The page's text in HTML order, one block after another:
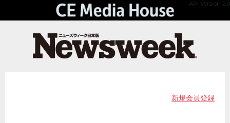
API Version 2.0
新規会員登録